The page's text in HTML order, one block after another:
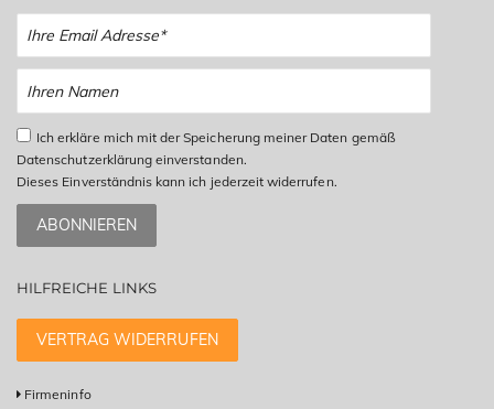
Ich erkläre mich mit der Speicherung meiner Daten gemäß
Datenschutzerklärung einverstanden.
Dieses Einverständnis kann ich jederzeit widerrufen.
ABONNIEREN
HILFREICHE LINKS
VERTRAG WIDERRUFEN
Firmeninfo